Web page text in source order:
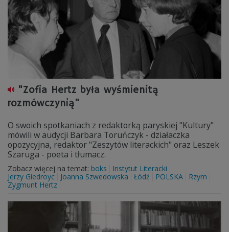
"Zofia Hertz była wyśmienitą
rozmówczynią"
O swoich spotkaniach z redaktorką paryskiej "Kultury"
mówili w audycji Barbara Toruńczyk - działaczka
opozycyjna, redaktor "Zeszytów literackich" oraz Leszek
Szaruga - poeta i tłumacz.
Zobacz więcej na temat: boks
Instytut Literacki
Jerzy Giedroyc
Joanna Szwedowska Łódź POLSKA
Rzym
Zygmunt Hertz